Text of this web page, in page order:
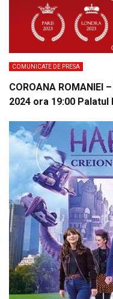
COMUNICATE DE PRESA
COROANA
2024 ora 19:00